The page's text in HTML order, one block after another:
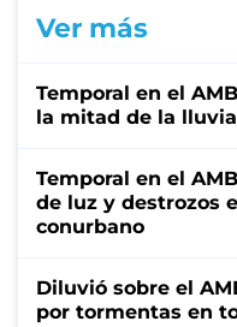
Ver más
Temporal en el
la mitad de la
Temporal en el
de luz y destrozos
conurbano
Diluvió sobre el
por tormentas en